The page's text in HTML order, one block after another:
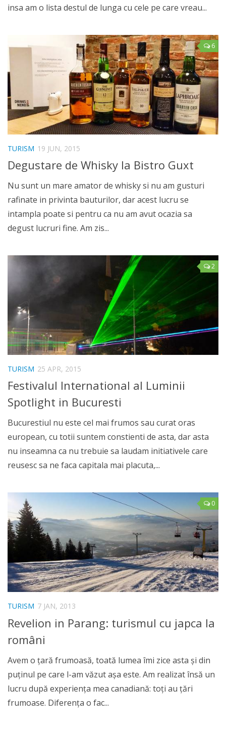
insa am o lista destul de lunga cu cele pe care vreau...
6
TURISM 19 JUN, 2015
Degustare de Whisky la Bistro Guxt
Nu sunt un mare amator de whisky si nu am gusturi
rafinate in privinta bauturilor, dar acest lucru se
intampla poate si pentru ca nu am avut ocazia sa
degust lucruri fine. Am zis...
2
TURISM 25 APR, 2015
Festivalul International al Luminii
Spotlight in Bucuresti
Bucurestiul nu este cel mai frumos sau curat oras
european, cu totii suntem constienti de asta, dar asta
nu inseamna ca nu trebuie sa laudam initiativele care
reusesc sa ne faca capitala mai placuta,...
0
TURISM 7 JAN, 2013
Revelion in Parang: turismul cu japca la
români
Avem o ţară frumoasă, toată lumea îmi zice asta şi din
puţinul pe care l-am văzut aşa este. Am realizat însă un
lucru după experienţa mea canadiană: toţi au ţări
frumoase. Diferenţa o fac...